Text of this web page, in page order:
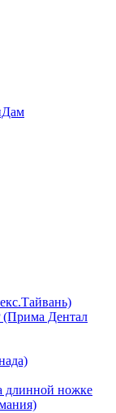
Дентал
длинной ножке